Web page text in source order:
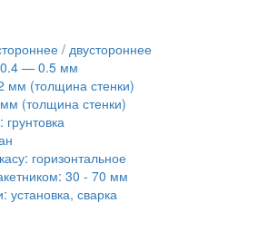
/ двустороннее
— 0.5 мм
мм (толщина стенки)
(толщина стенки)
горизонтальное
30 - 70 мм
установка, сварка